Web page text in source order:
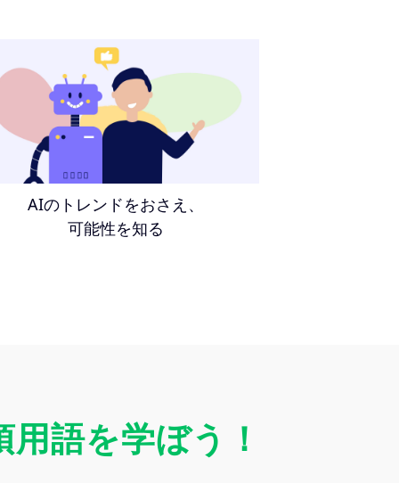
AIのトレンドをおさえ、
可能性を知る
語を学ぼう！